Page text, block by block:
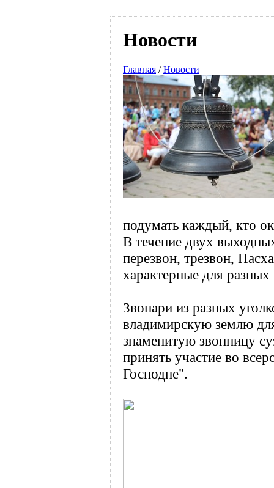
Новости
Главная /Новости
подумать каждый, кто
В течение двух
перезвон, трезвон,
характерные для
Звонари из разных
владимирскую землю
знаменитую звонницу
принять участие во
Господне".